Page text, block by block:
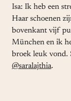
Isa: Ik heb een
Haar schoenen
bovenkant vijf
München en ik
broek leuk vond.
@saralajthia.